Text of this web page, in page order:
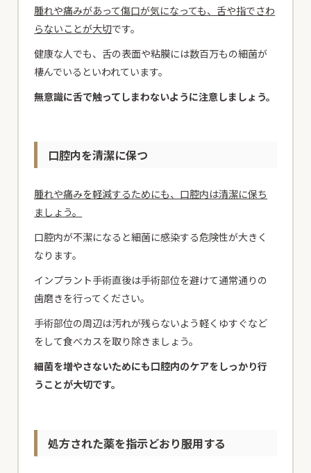
腫れや痛みがあって傷口が気になっても、舌や指でさわ
らないことが大切です。
健康な人でも、舌の表面や粘膜には数百万もの細菌が
棲んでいるといわれています。
無意識に舌で触ってしまわないように注意しましょう。
口腔内を清潔に保つ
腫れや痛みを軽減するためにも、口腔内は清潔に保ち
ましょう。
口腔内が不潔になると細菌に感染する危険性が大きく
なります。
インプラント手術直後は手術部位を避けて通常通りの
歯磨きを行ってください。
手術部位の周辺は汚れが残らないよう軽くゆすぐなど
をして食べカスを取り除きましょう。
細菌を増やさないためにも口腔内のケアをしっかり行
うことが大切です。
処方された薬を指示どおり服用する